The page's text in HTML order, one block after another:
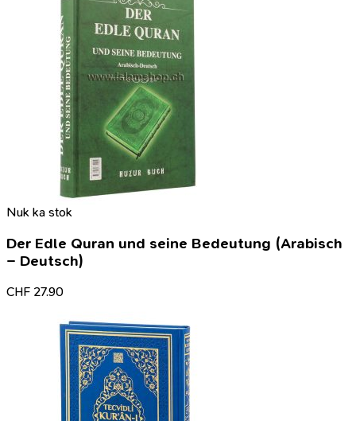
Nuk ka stok
Der Edle Quran und seine Bedeutung (Arabisch
– Deutsch)
CHF 27.90